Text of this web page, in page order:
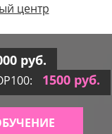
центр
руб.
1500 руб.